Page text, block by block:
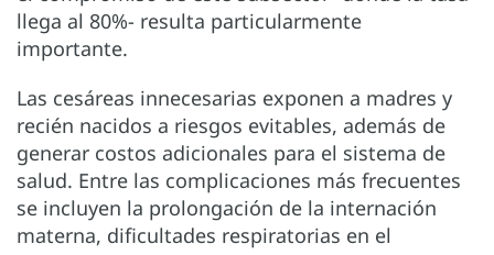
llega al 80%- resulta particularmente
importante.
Las cesáreas innecesarias exponen a madres y
recién nacidos a riesgos evitables, además de
generar costos adicionales para el sistema de
salud. Entre las complicaciones más frecuentes
se incluyen la prolongación de la internación
materna, dificultades respiratorias en el